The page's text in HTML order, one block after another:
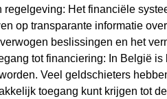
regelgeving: Het financiële
op transparante informatie
beslissingen en het
tot financiering: In België
Veel geldschieters
toegang kunt krijgen tot